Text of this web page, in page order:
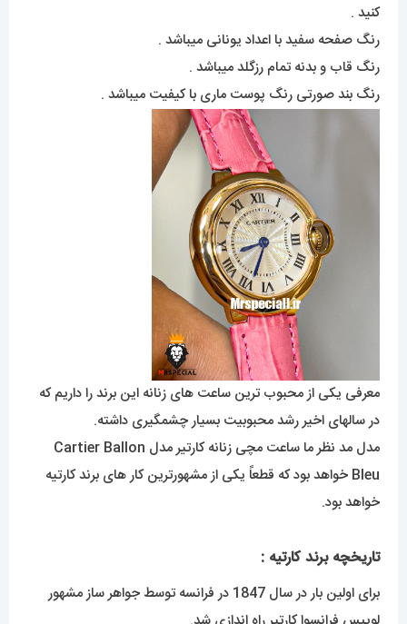
کنید .
رنگ صفحه سفید با اعداد یونانی میباشد .
رنگ قاب و بدنه تمام رزگلد میباشد .
رنگ بند صورتی رنگ پوست ماری با کیفیت میباشد .
معرفی یکی از محبوب ترین ساعت های زنانه این برند را داریم که
در سالهای اخیر رشد محبوبیت بسیار چشمگیری داشته.
مدل مد نظر ما ساعت مچی زنانه کارتیر مدل Cartier Ballon
Bleu خواهد بود که قطعاً یکی از مشهورترین کار های برند کارتیه
خواهد بود.
تاریخچه برند کارتیه :
برای اولین بار در سال 1847 در فرانسه توسط جواهر ساز مشهور